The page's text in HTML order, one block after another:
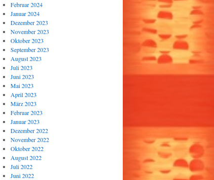
Februar 2024
Januar 2024
Dezember 2023
November 2023
Oktober 2023
September 2023
August 2023
Juli 2023
Juni 2023
Mai 2023
April 2023
März 2023
Februar 2023
Januar 2023
Dezember 2022
November 2022
Oktober 2022
August 2022
Juli 2022
Juni 2022